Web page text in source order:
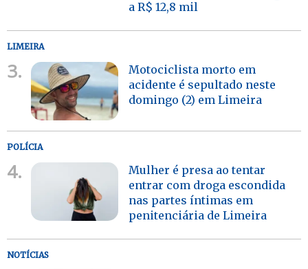
a R$ 12,8 mil
LIMEIRA
3.
Motociclista morto em
acidente é sepultado neste
domingo (2) em Limeira
POLÍCIA
4.
Mulher é presa ao tentar
entrar com droga escondida
nas partes íntimas em
penitenciária de Limeira
NOTÍCIAS